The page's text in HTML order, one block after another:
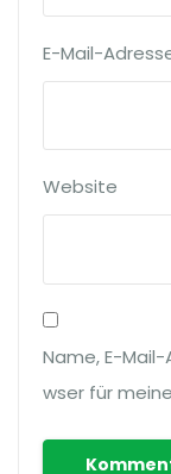
E-Mail-
Website
Name, E-
wser für